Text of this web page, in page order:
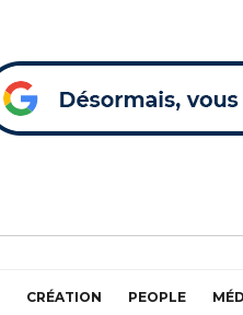
CRÉATION PEOPLE